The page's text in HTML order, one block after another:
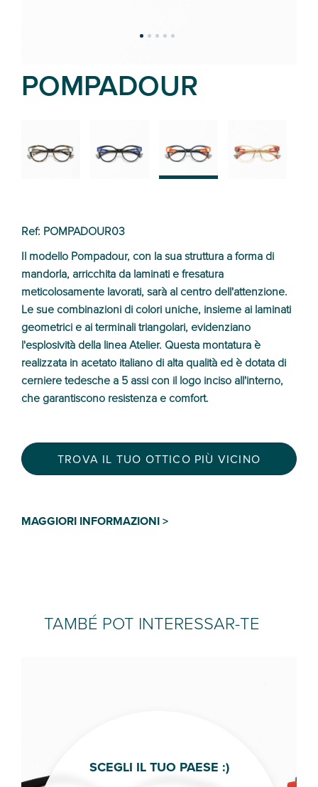
POMPADOUR
Ref: POMPADOUR03
Il modello Pompadour, con la sua struttura a forma di
mandorla, arricchita da laminati e fresatura
meticolosamente lavorati, sarà al centro dell'attenzione.
Le sue combinazioni di colori uniche, insieme ai laminati
geometrici e ai terminali triangolari, evidenziano
l'esplosività della linea Atelier. Questa montatura è
realizzata in acetato italiano di alta qualità ed è dotata di
cerniere tedesche a 5 assi con il logo inciso all'interno,
che garantiscono resistenza e comfort.
TROVA IL TUO OTTICO PIÙ VICINO
MAGGIORI INFORMAZIONI >
TAMBÉ POT INTERESSAR-TE
SCEGLI IL TUO PAESE :)